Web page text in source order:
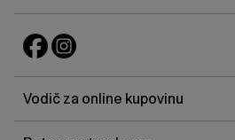
Vodič za online kupovinu